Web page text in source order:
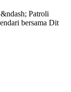
Patroli
bersama Dit